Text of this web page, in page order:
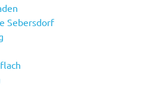
Sebersdorf